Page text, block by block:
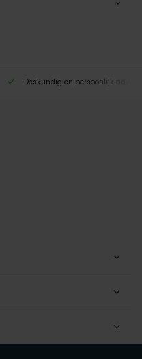
Deskundig en persoonlijk advies